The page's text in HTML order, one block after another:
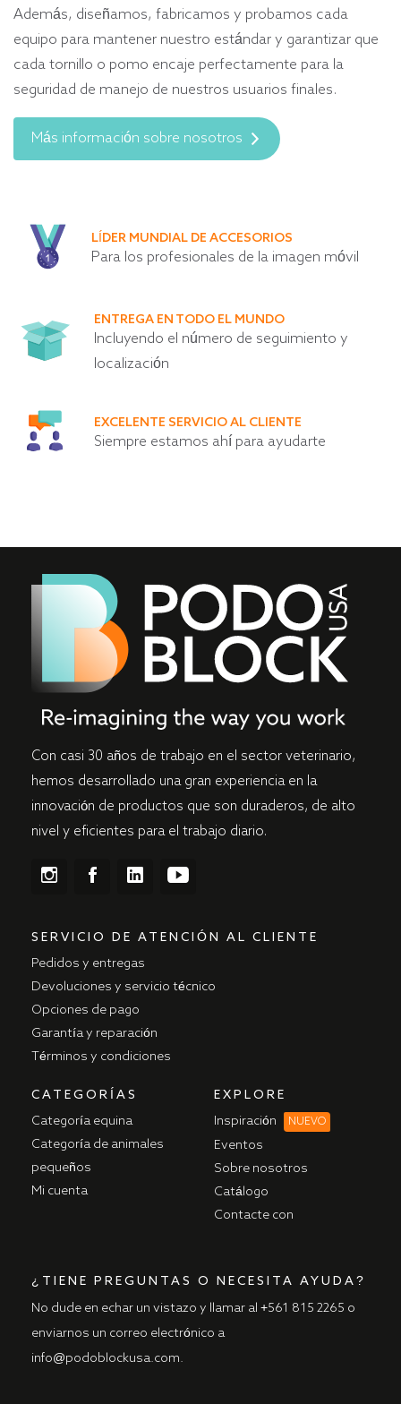
Además, diseñamos, fabricamos y probamos cada
equipo para mantener nuestro estándar y garantizar que
cada tornillo o pomo encaje perfectamente para la
seguridad de manejo de nuestros usuarios finales.
Más información sobre nosotros
LÍDER MUNDIAL DE ACCESORIOS
Para los profesionales de la imagen móvil
ENTREGA EN TODO EL MUNDO
Incluyendo el número de seguimiento y
localización
EXCELENTE SERVICIO AL CLIENTE
Siempre estamos ahí para ayudarte
Con casi 30 años de trabajo en el sector veterinario,
hemos desarrollado una gran experiencia en la
innovación de productos que son duraderos, de alto
nivel y eficientes para el trabajo diario.
SERVICIO DE ATENCIÓN AL CLIENTE
Pedidos y entregas
Devoluciones y servicio técnico
Opciones de pago
Garantía y reparación
Términos y condiciones
CATEGORÍAS
Categoría equina
Categoría de animales
pequeños
Mi cuenta
EXPLORE
Inspiración NUEVO
Eventos
Sobre nosotros
Catálogo
Contacte con
¿TIENE PREGUNTAS O NECESITA AYUDA?
No dude en echar un vistazo y llamar al +561 815 2265 o
enviarnos un correo electrónico a
info@podoblockusa.com